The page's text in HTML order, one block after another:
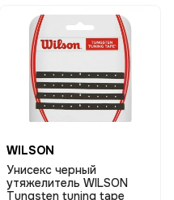
WILSON
Унисекс черный
утяжелитель WILSON
Tungsten tuning tape